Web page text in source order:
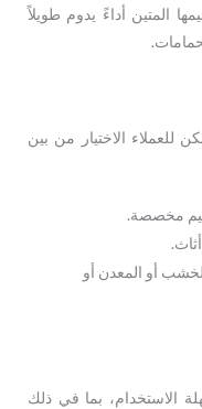
المتين أداءً يدوم طويلاً
للعملاء الاختيار من بين
مخصصة.
أو المعدن أو
الاستخدام، بما في ذلك